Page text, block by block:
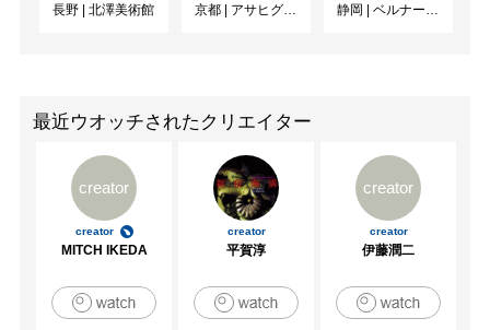
京）
ンガポール）
真下慶治記念館）
長野 | 北澤美術館 京都 | アサヒグループ大山崎山荘美術館 静岡 | ベルナール・ビュフェ美術館
最近ウオッチされたクリエイター
creator
creator
MITCH IKEDA
creator
平賀淳
creator
creator
伊藤潤二